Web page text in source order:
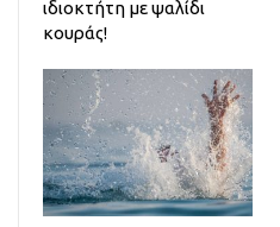
ιδιοκτήτη με ψαλίδι
κουράς!